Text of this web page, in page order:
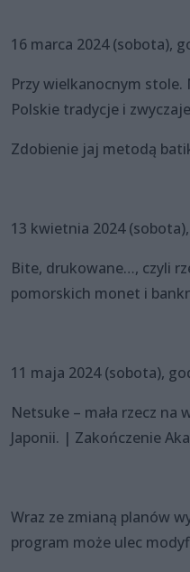
16 marca 2024 (sobota),
Przy wielkanocnym stole.
Polskie tradycje i
Zdobienie jaj metodą
13 kwietnia 2024
Bite, drukowane…, czyli
pomorskich monet i
11 maja 2024 (sobota),
Netsuke – mała rzecz na
Japonii. | Zakończenie
Wraz ze zmianą planów
program może ulec